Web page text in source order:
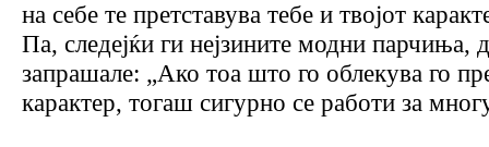
на себе те претставува тебе и твојот
Па, следејќи ги нејзините модни парчиња,
запрашале: „Ако тоа што го облекува го
карактер, тогаш сигурно се работи за